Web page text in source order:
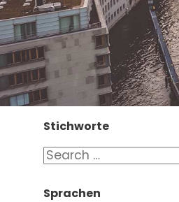
Stichworte
Sprachen